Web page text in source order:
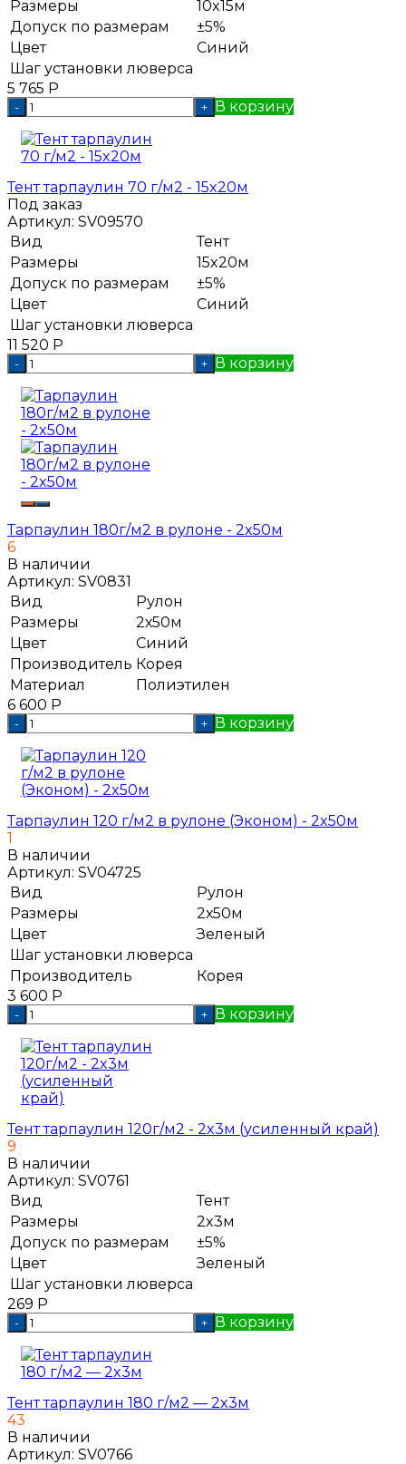
Размеры
10x15м
Допуск по размерам
±5%
Цвет
Синий
Шаг установки люверса
5 765 Р
- + В корзину
Тент тарпаулин 70 г/м2 - 15x20м
Под заказ
Артикул: SV09570
Вид
Тент
Размеры
15x20м
Допуск по размерам
±5%
Цвет
Синий
Шаг установки люверса
11 520 Р
- + В корзину
Тарпаулин 180г/м2 в рулоне - 2x50м
6
В наличии
Артикул: SV0831
Вид
Рулон
Размеры
2х50м
Цвет
Синий
Производитель Корея
Материал
Полиэтилен
6 600 Р
- + В корзину
Тарпаулин 120 г/м2 в рулоне (Эконом) - 2x50м
1
В наличии
Артикул: SV04725
Вид
Рулон
Размеры
2х50м
Цвет
Зеленый
Шаг установки люверса
Производитель
Корея
3 600 Р
- + В корзину
Тент тарпаулин 120г/м2 - 2x3м (усиленный край)
9
В наличии
Артикул: SV0761
Вид
Тент
Размеры
2x3м
Допуск по размерам
±5%
Цвет
Зеленый
Шаг установки люверса
269 Р
- + В корзину
Тент тарпаулин 180 г/м2 — 2x3м
43
В наличии
Артикул: SV0766